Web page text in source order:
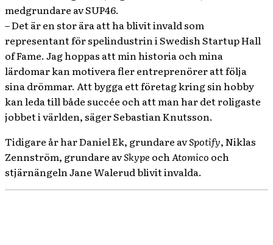
medgrundare av SUP46.
– Det är en stor ära att ha blivit invald som
representant för spelindustrin i Swedish Startup Hall
of Fame. Jag hoppas att min historia och mina
lärdomar kan motivera fler entreprenörer att följa
sina drömmar. Att bygga ett företag kring sin hobby
kan leda till både succée och att man har det roligaste
jobbet i världen, säger Sebastian Knutsson.
Tidigare år har Daniel Ek, grundare avSpotify, Niklas
Zennström, grundare avSkype ochAtomico och
stjärnängeln Jane Walerud blivit invalda.